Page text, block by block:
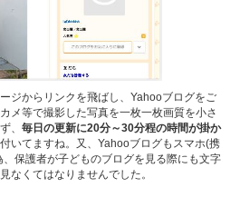
ジからリンクを飛ばし、Yahooブログをご
メ等で撮影した写真を一枚一枚画質を小さ
、 毎日の更新に20分～30分程の時間が掛か
いてますね。又、Yahooブログもスマホ(携
保護者が子どものブログを見る際にも文字
なくてはなりませんでした。